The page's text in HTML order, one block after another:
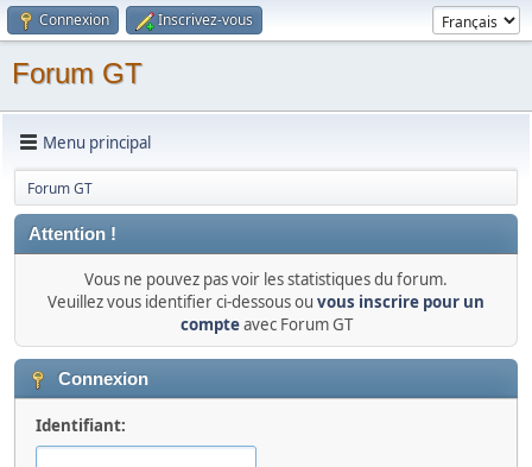
Connexion Inscrivez-vous
Forum GT
Menu principal
Forum GT
Attention !
Vous ne pouvez pas voir les statistiques du forum.
Veuillez vous identifier ci-dessous ou vous inscrire pour un
compteavec Forum GT
Connexion
Identifiant: